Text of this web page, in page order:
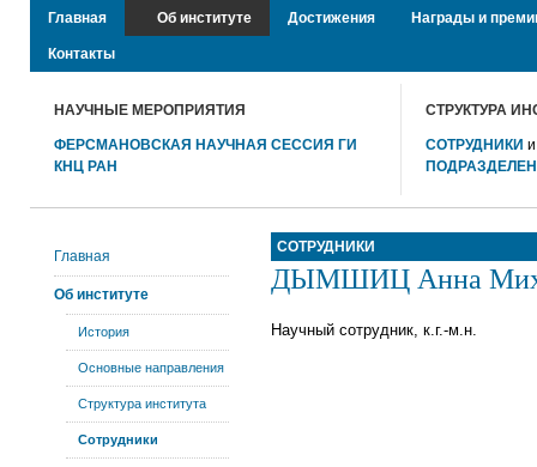
Главная Об институте Достижения Награды и
Контакты
НАУЧНЫЕ МЕРОПРИЯТИЯ
ФЕРСМАНОВСКАЯ НАУЧНАЯ СЕССИЯ ГИ
КНЦ РАН
СТРУКТУРА
СОТРУДНИКИ
СОТРУДНИКИ
ДЫМШИЦ Анна
Научный сотрудник, к.г.-м.н.
Главная
Об институте
История
Основные направления
Структура института
Сотрудники